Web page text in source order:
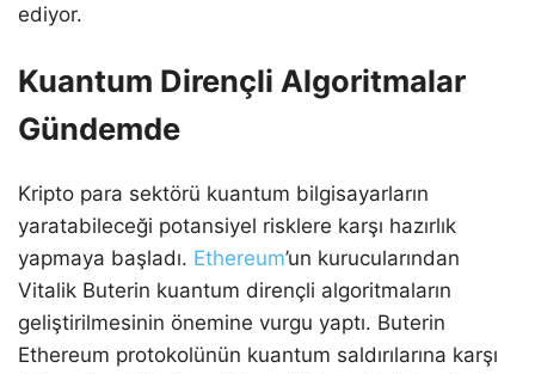
ediyor.
Kuantum Dirençli Algoritmalar
Gündemde
Kripto para sektörü kuantum bilgisayarların
yaratabileceği potansiyel risklere karşı hazırlık
yapmaya başladı. Ethereum’un kurucularından
Vitalik Buterin kuantum dirençli algoritmaların
geliştirilmesinin önemine vurgu yaptı. Buterin
Ethereum protokolünün kuantum saldırılarına karşı